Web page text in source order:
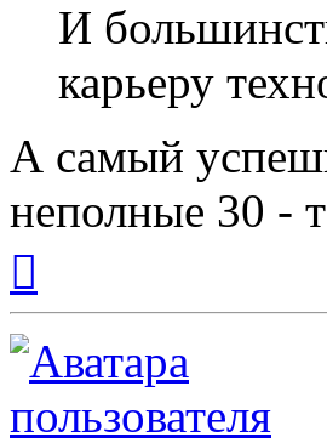
И
карьеру
А самый
неполные 30 -
началу